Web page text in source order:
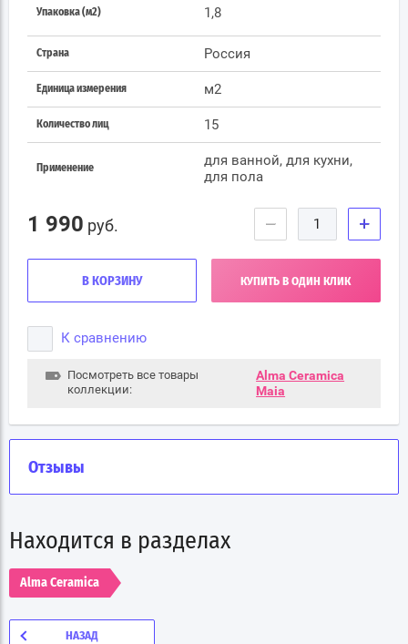
Упаковка (м2) 1,8
Страна Россия
Единица измерения м2
Количество лиц 15
Применение
для ванной, для кухни,
для пола
1 990 руб. − +
В КОРЗИНУ КУПИТЬ В ОДИН КЛИК
К сравнению
Посмотреть все товары
коллекции:
Alma Ceramica
Maia
Отзывы
Находится в разделах
Alma Ceramica
НАЗАД